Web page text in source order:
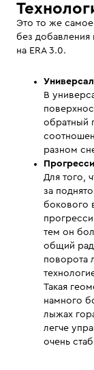
Это то же
без добавления
на ERA 3.0.
В
обратный
разном
Для того,
за
бокового
тем он
общий
поворота
Такая
намного
лыжах
легче
очень